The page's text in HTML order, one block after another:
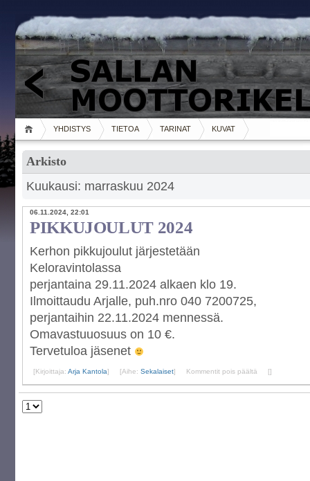
YHDISTYS TIETOA TARINAT KUVAT
Arkisto
Kuukausi: marraskuu 2024
06.11.2024, 22:01
PIKKUJOULUT 2024
Kerhon pikkujoulut järjestetään
Keloravintolassa
perjantaina 29.11.2024 alkaen klo 19.
Ilmoittaudu Arjalle, puh.nro 040 7200725,
perjantaihin 22.11.2024 mennessä.
Omavastuuosuus on 10 €.
Tervetuloa jäsenet
[Kirjoittaja: Arja Kantola] [Aihe: Sekalaiset] [
Kommentit pois päältä artikkelissa
2024
]